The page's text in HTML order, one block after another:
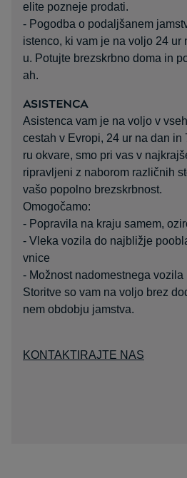
elite pozneje prodati.
- Pogodba o podaljšanem
istenco, ki vam je na voljo 24 ur
u. Potujte brezskrbno doma in
ah.
ASISTENCA
Asistenca vam je na voljo v
cestah v Evropi, 24 ur na dan in
ru okvare, smo pri vas v
ripravljeni z naborom različnih
vašo popolno brezskrbnost.
Omogočamo:
- Popravila na kraju samem,
- Vleka vozila do najbližje
vnice
- Možnost nadomestnega vozila
Storitve so vam na voljo brez
nem obdobju jamstva.
KONTAKTIRAJTE NAS